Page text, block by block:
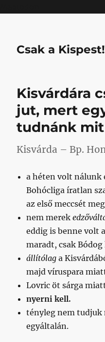
Csak a Kispest!
Kisvárdára
jut, mert
tudnánk
Kisvárda – Bp.
a héten volt nálunk
Bohócliga íratlan
az első meccsét
nem merek
eddig is benne volt
maradt, csak
állítólag a
majd víruspara
Lovric öt sárga
nyerni kell.
tényleg nem
egyáltalán.